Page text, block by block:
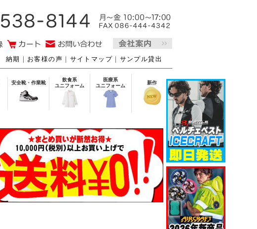
納期 ｜ お客様の声 ｜ サイトマップ ｜ サンプル貸出
安全靴・作業靴
飲食系
ユニフォーム
医療系
ユニフォーム
新作